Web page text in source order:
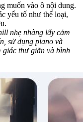
muốn vào ô nội dung.
yếu tố như thể loại,
nhẹ nhàng lấy cảm
sử dụng piano và
giác thư giãn và bình